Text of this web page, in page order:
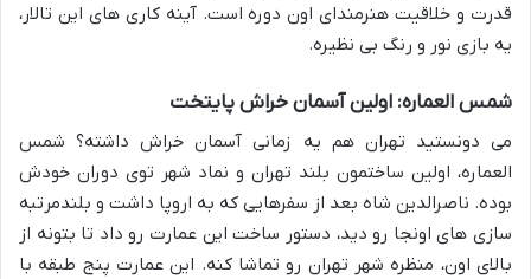
قدرت و خلاقیت هنرمندای اون دوره است. آینه کاری های این تالار،
یه بازی نور و رنگ بی نظیره.
شمس العماره: اولین آسمان خراش پایتخت
می دونستید تهران هم یه زمانی آسمان خراش داشته؟ شمس
العماره، اولین ساختمون بلند تهران و نماد شهر توی دوران خودش
بوده. ناصرالدین شاه بعد از سفرهایی که به اروپا داشت و بلندمرتبه
سازی های اونجا رو دید، دستور ساخت این عمارت رو داد تا بتونه از
بالای اون، منظره شهر تهران رو تماشا کنه. این عمارت پنج طبقه با